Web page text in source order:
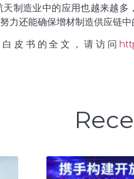
制造业中的应用也越来越
还能确保增材制造供应链
皮书的全文，请访问